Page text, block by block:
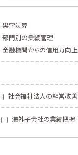
黒字決算
部門別の業績管理
金融機関からの信用力向上
社会福祉法人の経営改善
海外子会社の業績把握